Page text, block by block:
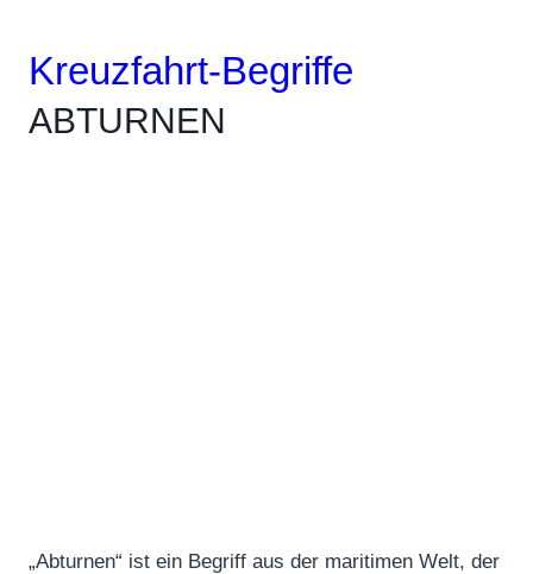
Kreuzfahrt-Begriffe
ABTURNEN
„Abturnen“ ist ein Begriff aus der maritimen Welt, der